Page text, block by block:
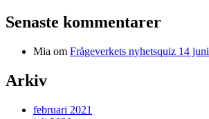
Senaste kommentarer
Mia om Frågeverkets nyhetsquiz 14 juni
Arkiv
februari 2021